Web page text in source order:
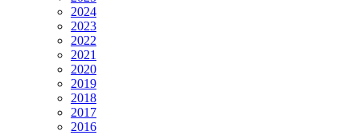
2024
2023
2022
2021
2020
2019
2018
2017
2016